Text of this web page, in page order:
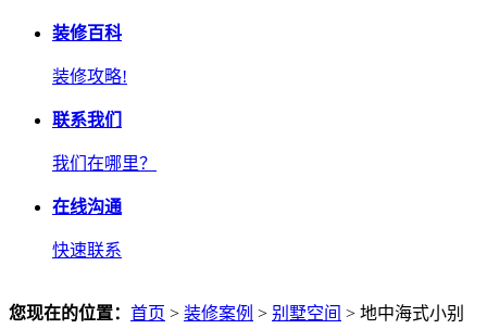
装修百科
装修攻略!
联系我们
我们在哪里？
在线沟通
快速联系
您现在的位置： 首页 > 装修案例 > 别墅空间 > 地中海式小别